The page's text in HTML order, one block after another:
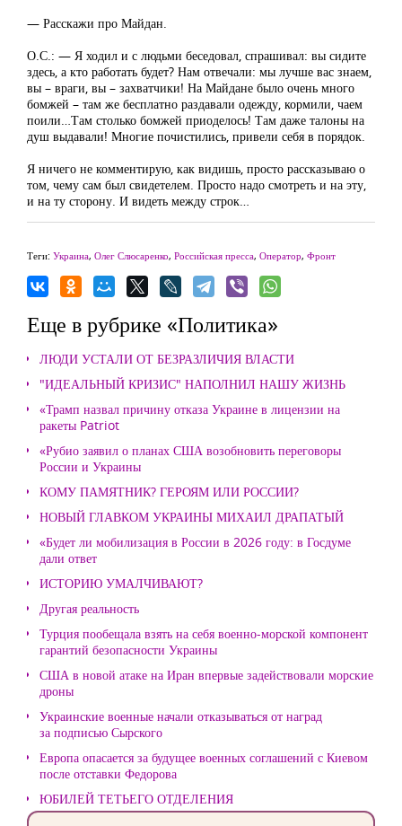
— Расскажи про Майдан.
О.С.: — Я ходил и с людьми беседовал, спрашивал: вы сидите
здесь, а кто работать будет? Нам отвечали: мы лучше вас знаем,
вы – враги, вы – захватчики! На Майдане было очень много
бомжей – там же бесплатно раздавали одежду, кормили, чаем
поили…Там столько бомжей приоделось! Там даже талоны на
душ выдавали! Многие почистились, привели себя в порядок.
Я ничего не комментирую, как видишь, просто рассказываю о
том, чему сам был свидетелем. Просто надо смотреть и на эту,
и на ту сторону. И видеть между строк…
Теги: Украина, Олег Слюсаренко, Российская пресса, Оператор, Фронт
Еще в рубрике «Политика»
ЛЮДИ УСТАЛИ ОТ БЕЗРАЗЛИЧИЯ ВЛАСТИ
"ИДЕАЛЬНЫЙ КРИЗИС" НАПОЛНИЛ НАШУ ЖИЗНЬ
«Трамп назвал причину отказа Украине в лицензии на
ракеты Patriot
«Рубио заявил о планах США возобновить переговоры
России и Украины
КОМУ ПАМЯТНИК? ГЕРОЯМ ИЛИ РОССИИ?
НОВЫЙ ГЛАВКОМ УКРАИНЫ МИХАИЛ ДРАПАТЫЙ
«Будет ли мобилизация в России в 2026 году: в Госдуме
дали ответ
ИСТОРИЮ УМАЛЧИВАЮТ?
Другая реальность
Турция пообещала взять на себя военно-морской компонент
гарантий безопасности Украины
США в новой атаке на Иран впервые задействовали морские
дроны
Украинские военные начали отказываться от наград
за подписью Сырского
Европа опасается за будущее военных соглашений с Киевом
после отставки Федорова
ЮБИЛЕЙ ТЕТЬЕГО ОТДЕЛЕНИЯ